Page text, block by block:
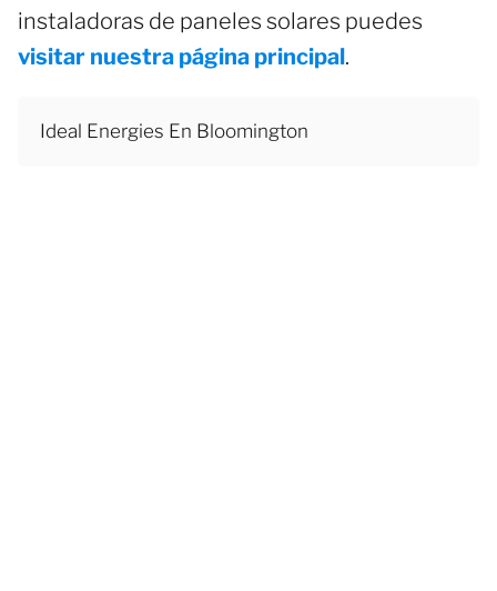
instaladoras de paneles solares puedes
visitar nuestra página principal.
Ideal Energies En Bloomington